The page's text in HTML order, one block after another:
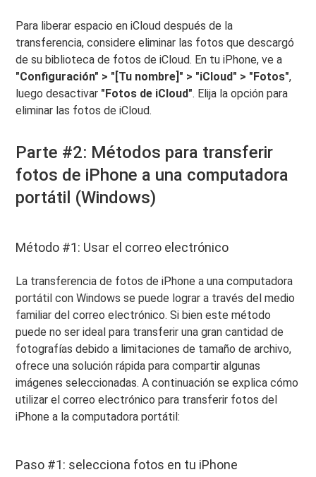
Para liberar espacio en iCloud después de la
transferencia, considere eliminar las fotos que descargó
de su biblioteca de fotos de iCloud. En tu iPhone, ve a
"Configuración" > "[Tu nombre]" > "iCloud" > "Fotos",
luego desactivar "Fotos de iCloud". Elija la opción para
eliminar las fotos de iCloud.
Parte #2: Métodos para transferir
fotos de iPhone a una computadora
portátil (Windows)
Método #1: Usar el correo electrónico
La transferencia de fotos de iPhone a una computadora
portátil con Windows se puede lograr a través del medio
familiar del correo electrónico. Si bien este método
puede no ser ideal para transferir una gran cantidad de
fotografías debido a limitaciones de tamaño de archivo,
ofrece una solución rápida para compartir algunas
imágenes seleccionadas. A continuación se explica cómo
utilizar el correo electrónico para transferir fotos del
iPhone a la computadora portátil:
Paso #1: selecciona fotos en tu iPhone